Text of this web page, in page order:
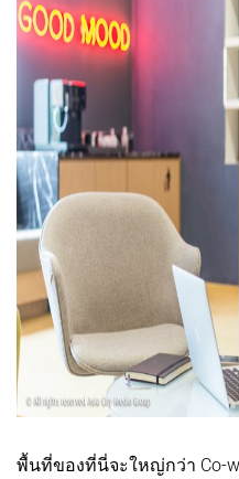
พื้นที่ของที่นี่จะใหญ่กว่า Co-